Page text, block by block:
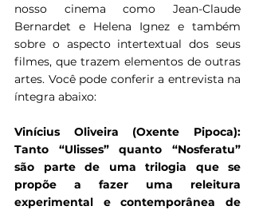
nosso cinema como Jean-Claude
Bernardet e Helena Ignez e também
sobre o aspecto intertextual dos seus
filmes, que trazem elementos de outras
artes. Você pode conferir a entrevista na
íntegra abaixo:
Vinícius Oliveira (Oxente Pipoca):
Tanto “Ulisses” quanto “Nosferatu”
são parte de uma trilogia que se
propõe a fazer uma releitura
experimental e contemporânea de